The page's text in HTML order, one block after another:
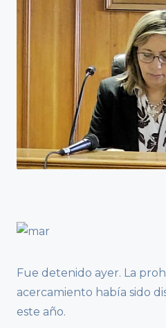
Fue detenido ayer. La
acercamiento había sido
este año.